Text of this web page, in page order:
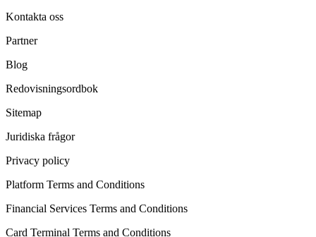
Kontakta oss
Partner
Blog
Redovisningsordbok
Sitemap
Juridiska frågor
Privacy policy
Platform Terms and Conditions
Financial Services Terms and Conditions
Card Terminal Terms and Conditions